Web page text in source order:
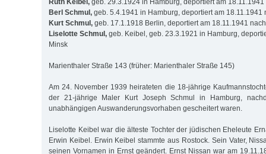
Berl Schmul, geb. 5.4.1941 in Hamburg, deportiert am 18.11.1941
Kurt Schmul, geb. 17.1.1918 Berlin, deportiert am 18.11.1941
Liselotte Schmul, geb. Keibel, geb. 23.3.1921 in Hamburg,
Minsk
Marienthaler Straße 143 (früher: Marienthaler Straße 145)
Am 24. November 1939 heirateten die 18-jährige
der 21-jährige Maler Kurt Joseph Schmul in Hamburg,
unabhängigen Auswanderungsvorhaben gescheitert waren.
Liselotte Keibel war die älteste Tochter der jüdischen Eheleute
Erwin Keibel. Erwin Keibel stammte aus Rostock. Sein Vater,
seinen Vornamen in Ernst geändert. Ernst Nissan war am